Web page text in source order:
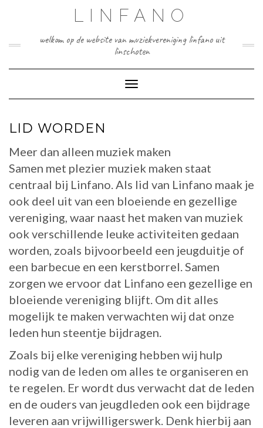
LINFANO
welkom op de website van muziekvereniging linfano uit
linschoten
Toggle navigatie
LID WORDEN
Meer dan alleen muziek maken
Samen met plezier muziek maken staat
centraal bij Linfano. Als lid van Linfano maak je
ook deel uit van een bloeiende en gezellige
vereniging, waar naast het maken van muziek
ook verschillende leuke activiteiten gedaan
worden, zoals bijvoorbeeld een jeugduitje of
een barbecue en een kerstborrel. Samen
zorgen we ervoor dat Linfano een gezellige en
bloeiende vereniging blijft. Om dit alles
mogelijk te maken verwachten wij dat onze
leden hun steentje bijdragen.
Zoals bij elke vereniging hebben wij hulp
nodig van de leden om alles te organiseren en
te regelen. Er wordt dus verwacht dat de leden
en de ouders van jeugdleden ook een bijdrage
leveren aan vrijwilligerswerk. Denk hierbij aan